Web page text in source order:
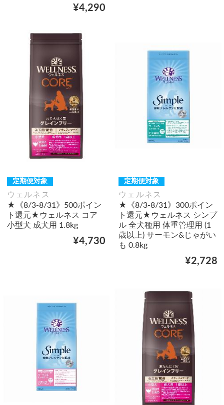
¥4,290
定期便対象
ウェルネス
★《8/3-8/31》500ポイン
ト還元★ウェルネス コア
小型犬 成犬用 1.8kg
¥4,730
定期便対象
ウェルネス
★《8/3-8/31》300ポイン
ト還元★ウェルネス シンプ
ル 全犬種用 体重管理用 (1
歳以上) サーモン&じゃがい
も 0.8kg
¥2,728